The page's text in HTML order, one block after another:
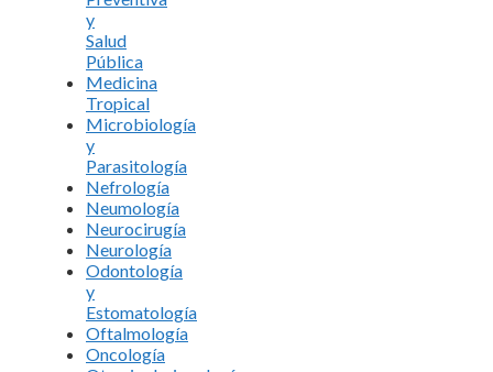
y
Salud
Pública
Medicina
Tropical
Microbiología
y
Parasitología
Nefrología
Neumología
Neurocirugía
Neurología
Odontología
y
Estomatología
Oftalmología
Oncología